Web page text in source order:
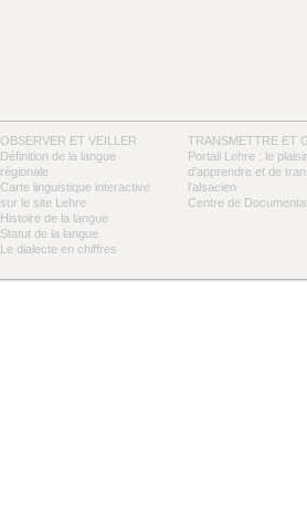
OBSERVER ET VEILLER
Définition de la langue
régionale
Carte linguistique interactive
sur le site Lehre
Histoire de la langue
Statut de la langue
Le dialecte en chiffres
TRANSMETTRE ET
Portail Lehre : le plaisir
d’apprendre et de
l’alsacien
Centre de